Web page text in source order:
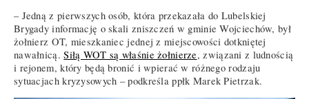
– Jedną z pierwszych osób, która przekazała do Lubelskiej
Brygady informację o skali zniszczeń w gminie Wojciechów, był
żołnierz OT, mieszkaniec jednej z miejscowości dotkniętej
nawałnicą.Siłą WOT są właśnie żołnierze, związani z ludnością
i rejonem, który będą bronić i wpierać w różnego rodzaju
sytuacjach kryzysowych – podkreśla ppłk Marek Pietrzak.